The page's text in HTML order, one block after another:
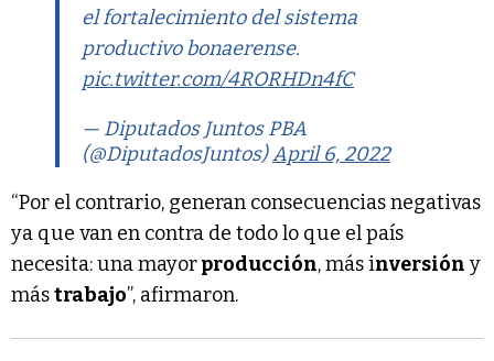
el fortalecimiento del sistema
productivo bonaerense.
pic.twitter.com/4RORHDn4fC
— Diputados Juntos PBA
(@DiputadosJuntos)April 6, 2022
“Por el contrario, generan consecuencias negativas
ya que van en contra de todo lo que el país
necesita: una mayorproducción, más inversión y
mástrabajo”, afirmaron.